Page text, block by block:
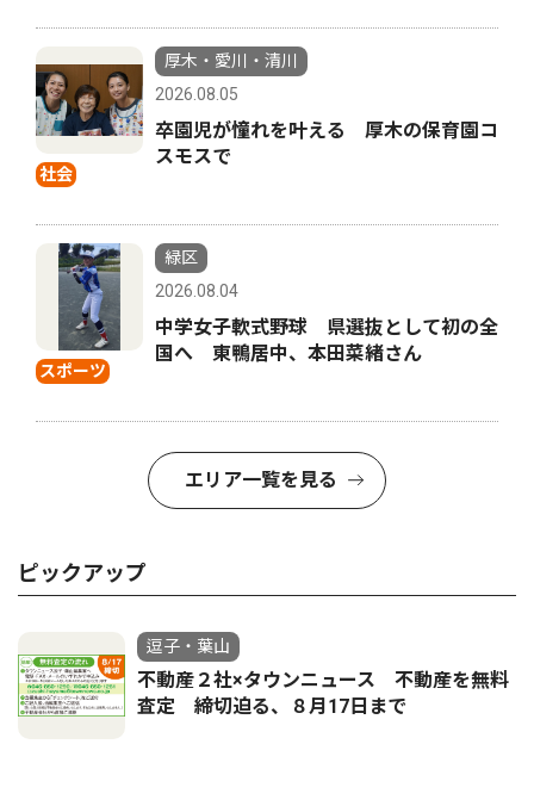
社会
厚木・愛川・清川
2026.08.05
卒園児が憧れを叶える 厚木の保育園コ
スモスで
スポーツ
緑区
2026.08.04
中学女子軟式野球 県選抜として初の全
国へ 東鴨居中、本田菜緒さん
エリア一覧を見る
ピックアップ
逗子・葉山
不動産２社×タウンニュース 不動産を無料
査定 締切迫る、８月17日まで